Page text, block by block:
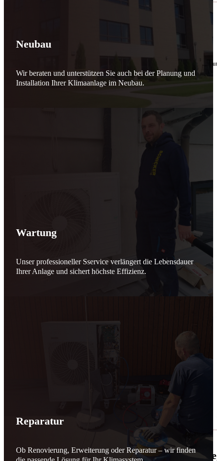
10. Februar 2026
für Sicherheit, Vertrauen
Effizient arbeiten. Ressourcen schonen. Zukunft sichern.
Nicht als Pflicht, sondern aus Überzeugung.
🌬️☀️ Mehr erneuerbare Energie für
Neubau
Wir beraten und unterstützen Sie auch bei der Planung und
Installation Ihrer Klimaanlage im Neubau.
Wartung
Unser professioneller Sservice verlängert die Lebensdauer
Ihrer Anlage und sichert höchste Effizienz.
Reparatur
Ob Renovierung, Erweiterung oder Reparatur – wir finden